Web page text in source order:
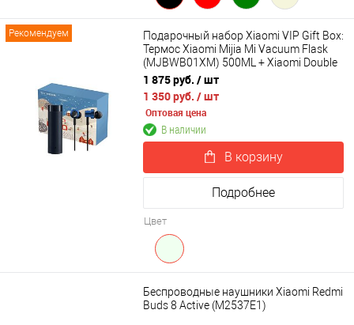
Рекомендуем
Подарочный набор Xiaomi VIP Gift Box:
Термос Xiaomi Mijia Mi Vacuum Flask
(MJBWB01XM) 500ML + Xiaomi Double
Dynamic Earphone SDQEJ06WM
1 875 руб. / шт
1 350 руб. / шт
Оптовая цена
В наличии
В корзину
Подробнее
Цвет
Беспроводные наушники Xiaomi Redmi
Buds 8 Active (M2537E1)